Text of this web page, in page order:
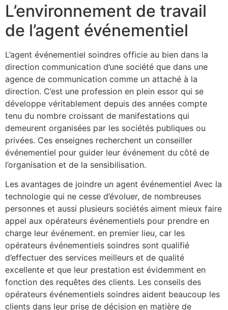
L’environnement de travail
de l’agent événementiel
L’agent événementiel soindres officie au bien dans la
direction communication d’une société que dans une
agence de communication comme un attaché à la
direction. C’est une profession en plein essor qui se
développe véritablement depuis des années compte
tenu du nombre croissant de manifestations qui
demeurent organisées par les sociétés publiques ou
privées. Ces enseignes recherchent un conseiller
événementiel pour guider leur événement du côté de
l’organisation et de la sensibilisation.
Les avantages de joindre un agent événementiel Avec la
technologie qui ne cesse d’évoluer, de nombreuses
personnes et aussi plusieurs sociétés aiment mieux faire
appel aux opérateurs événementiels pour prendre en
charge leur événement. en premier lieu, car les
opérateurs événementiels soindres sont qualifié
d’effectuer des services meilleurs et de qualité
excellente et que leur prestation est évidemment en
fonction des requêtes des clients. Les conseils des
opérateurs événementiels soindres aident beaucoup les
clients dans leur prise de décision en matière de